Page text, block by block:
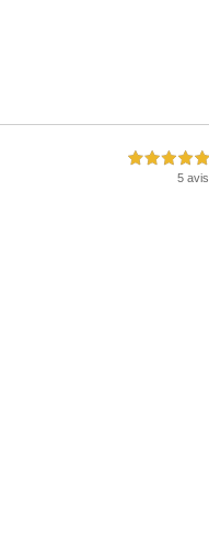
5,0 étoiles sur 5
5 avis